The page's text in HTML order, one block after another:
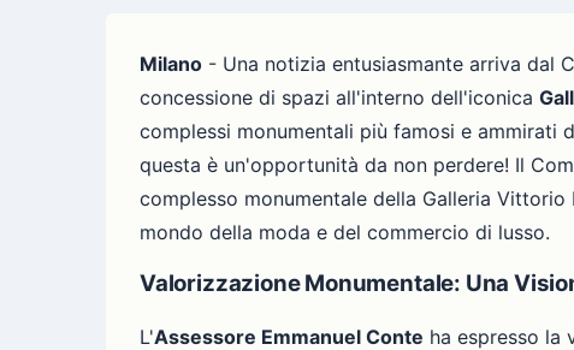
Milano - Una notizia entusiasmante arriva dal
concessione di spazi all'interno dell'iconica
complessi monumentali più famosi e ammirati
questa è un'opportunità da non perdere! Il
complesso monumentale della Galleria
mondo della moda e del commercio di lusso.
Valorizzazione Monumentale: Una
L'Assessore Emmanuel Conte ha espresso la